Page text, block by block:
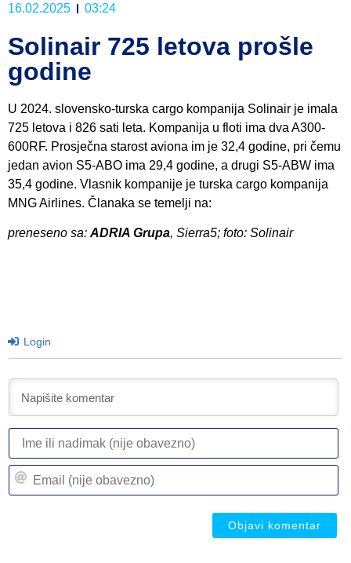
16.02.2025 03:24
Solinair 725 letova prošle
godine
U 2024. slovensko-turska cargo kompanija Solinair je imala
725 letova i 826 sati leta. Kompanija u floti ima dva A300-
600RF. Prosječna starost aviona im je 32,4 godine, pri čemu
jedan avion S5-ABO ima 29,4 godine, a drugi S5-ABW ima
35,4 godine. Vlasnik kompanije je turska cargo kompanija
MNG Airlines. Članaka se temelji na:
preneseno sa: ADRIA Grupa, Sierra5; foto: Solinair
Login